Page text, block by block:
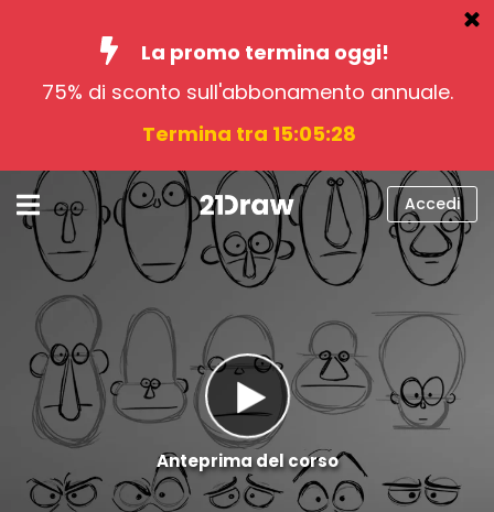
La promo termina oggi!
75% di sconto sull'abbonamento annuale.
Termina tra 15:05:27
Corsi
Artisti
Aiuto
Blog
Chi siamo
Accedi
italiano
Accedi
Anteprima del corso